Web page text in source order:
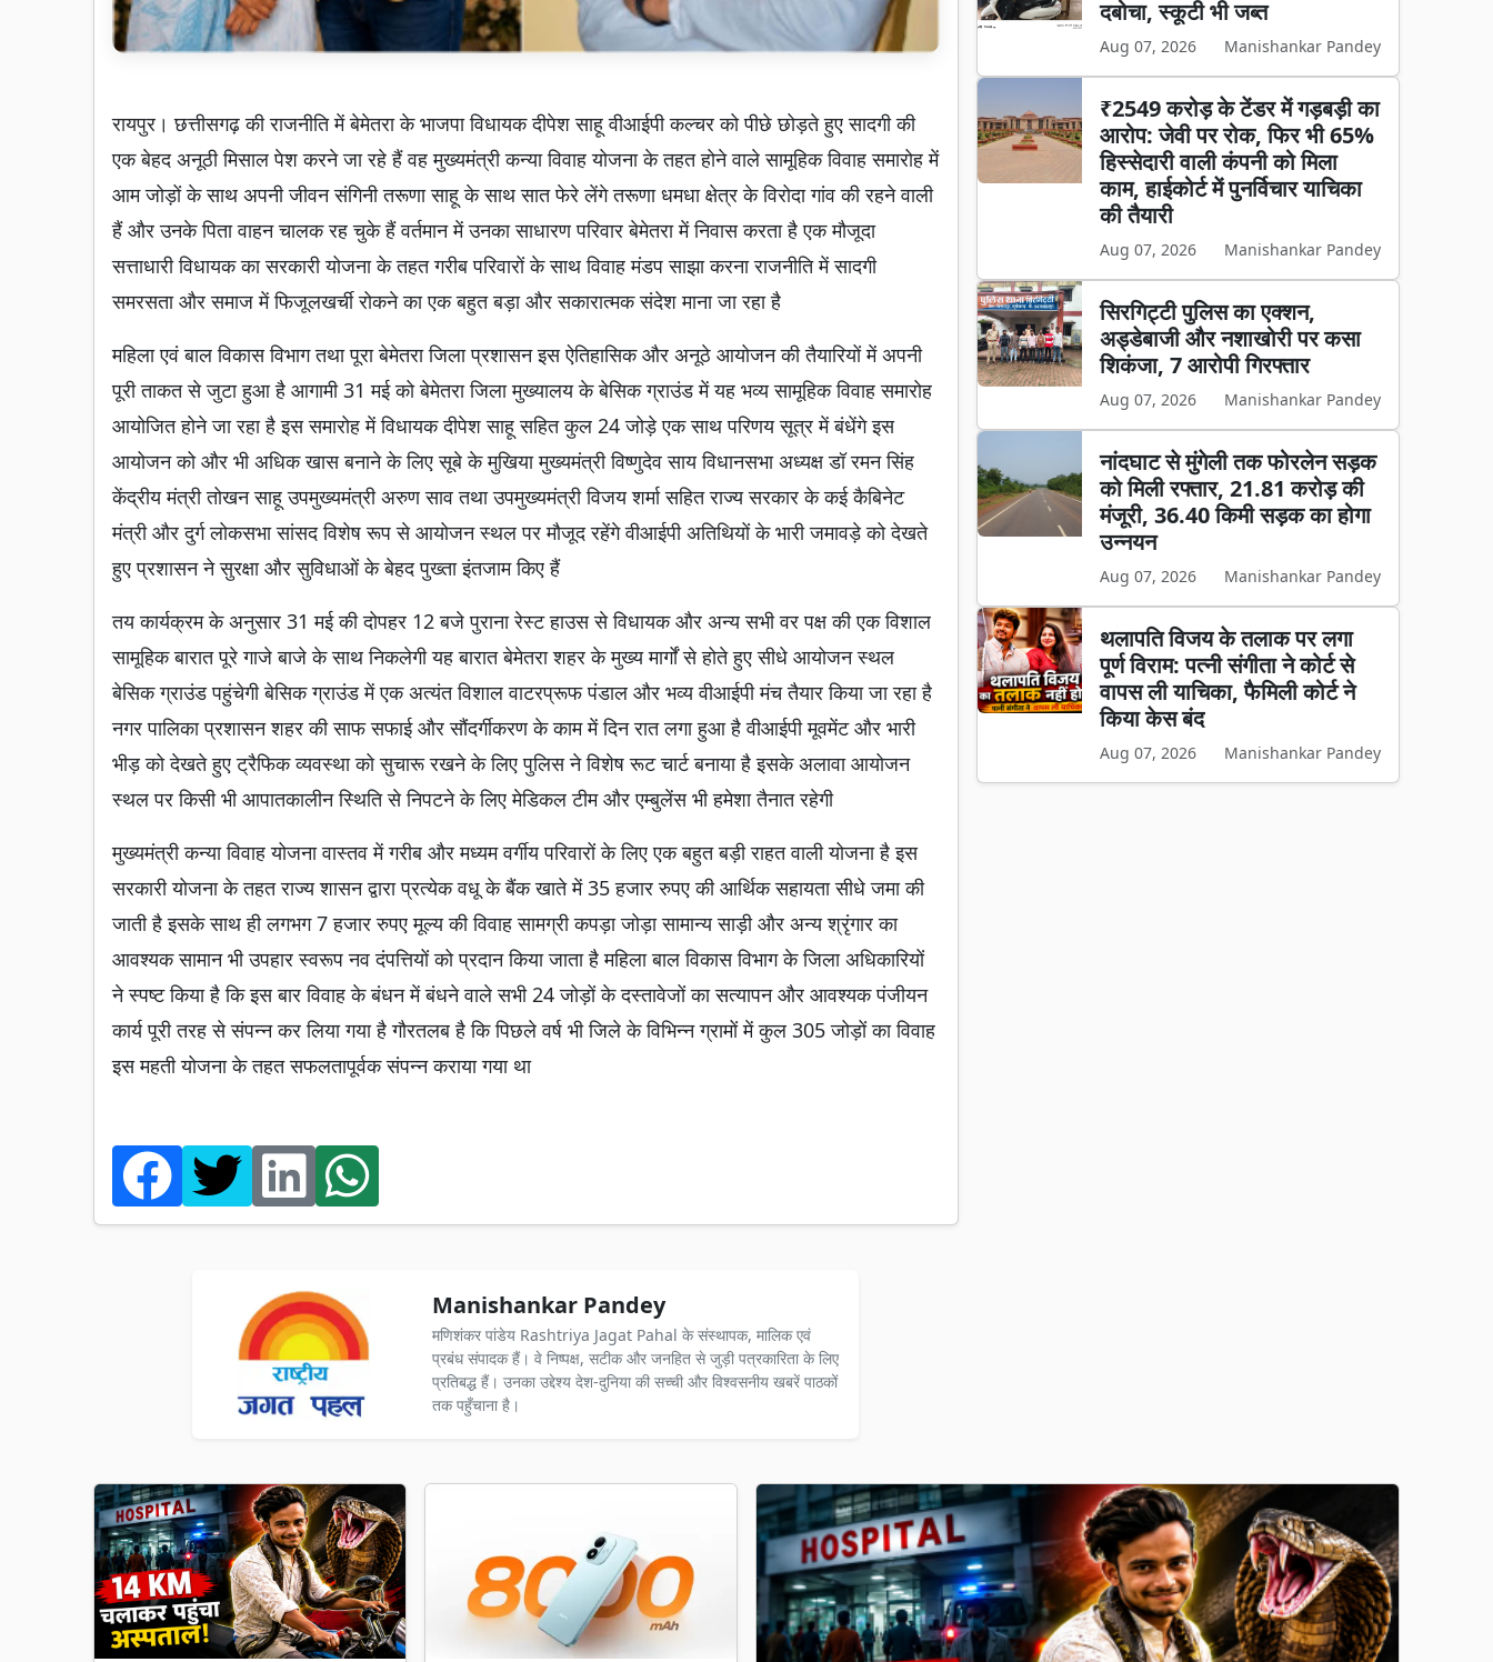
रायपुर। छत्तीसगढ़ की राजनीति में बेमेतरा के भाजपा विधायक दीपेश साहू वीआईपी कल्चर को पीछे छोड़ते हुए सादगी की
एक बेहद अनूठी मिसाल पेश करने जा रहे हैं वह मुख्यमंत्री कन्या विवाह योजना के तहत होने वाले सामूहिक विवाह समारोह में
आम जोड़ों के साथ अपनी जीवन संगिनी तरूणा साहू के साथ सात फेरे लेंगे तरूणा धमधा क्षेत्र के विरोदा गांव की रहने वाली
हैं और उनके पिता वाहन चालक रह चुके हैं वर्तमान में उनका साधारण परिवार बेमेतरा में निवास करता है एक मौजूदा
सत्ताधारी विधायक का सरकारी योजना के तहत गरीब परिवारों के साथ विवाह मंडप साझा करना राजनीति में सादगी
समरसता और समाज में फिजूलखर्ची रोकने का एक बहुत बड़ा और सकारात्मक संदेश माना जा रहा है
महिला एवं बाल विकास विभाग तथा पूरा बेमेतरा जिला प्रशासन इस ऐतिहासिक और अनूठे आयोजन की तैयारियों में अपनी
पूरी ताकत से जुटा हुआ है आगामी 31 मई को बेमेतरा जिला मुख्यालय के बेसिक ग्राउंड में यह भव्य सामूहिक विवाह समारोह
आयोजित होने जा रहा है इस समारोह में विधायक दीपेश साहू सहित कुल 24 जोड़े एक साथ परिणय सूत्र में बंधेंगे इस
आयोजन को और भी अधिक खास बनाने के लिए सूबे के मुखिया मुख्यमंत्री विष्णुदेव साय विधानसभा अध्यक्ष डॉ रमन सिंह
केंद्रीय मंत्री तोखन साहू उपमुख्यमंत्री अरुण साव तथा उपमुख्यमंत्री विजय शर्मा सहित राज्य सरकार के कई कैबिनेट
मंत्री और दुर्ग लोकसभा सांसद विशेष रूप से आयोजन स्थल पर मौजूद रहेंगे वीआईपी अतिथियों के भारी जमावड़े को देखते
हुए प्रशासन ने सुरक्षा और सुविधाओं के बेहद पुख्ता इंतजाम किए हैं
तय कार्यक्रम के अनुसार 31 मई की दोपहर 12 बजे पुराना रेस्ट हाउस से विधायक और अन्य सभी वर पक्ष की एक विशाल
सामूहिक बारात पूरे गाजे बाजे के साथ निकलेगी यह बारात बेमेतरा शहर के मुख्य मार्गों से होते हुए सीधे आयोजन स्थल
बेसिक ग्राउंड पहुंचेगी बेसिक ग्राउंड में एक अत्यंत विशाल वाटरप्रूफ पंडाल और भव्य वीआईपी मंच तैयार किया जा रहा है
नगर पालिका प्रशासन शहर की साफ सफाई और सौंदर्गीकरण के काम में दिन रात लगा हुआ है वीआईपी मूवमेंट और भारी
भीड़ को देखते हुए ट्रैफिक व्यवस्था को सुचारू रखने के लिए पुलिस ने विशेष रूट चार्ट बनाया है इसके अलावा आयोजन
स्थल पर किसी भी आपातकालीन स्थिति से निपटने के लिए मेडिकल टीम और एम्बुलेंस भी हमेशा तैनात रहेगी
मुख्यमंत्री कन्या विवाह योजना वास्तव में गरीब और मध्यम वर्गीय परिवारों के लिए एक बहुत बड़ी राहत वाली योजना है इस
सरकारी योजना के तहत राज्य शासन द्वारा प्रत्येक वधू के बैंक खाते में 35 हजार रुपए की आर्थिक सहायता सीधे जमा की
जाती है इसके साथ ही लगभग 7 हजार रुपए मूल्य की विवाह सामग्री कपड़ा जोड़ा सामान्य साड़ी और अन्य श्रृंगार का
आवश्यक सामान भी उपहार स्वरूप नव दंपत्तियों को प्रदान किया जाता है महिला बाल विकास विभाग के जिला अधिकारियों
ने स्पष्ट किया है कि इस बार विवाह के बंधन में बंधने वाले सभी 24 जोड़ों के दस्तावेजों का सत्यापन और आवश्यक पंजीयन
कार्य पूरी तरह से संपन्न कर लिया गया है गौरतलब है कि पिछले वर्ष भी जिले के विभिन्न ग्रामों में कुल 305 जोड़ों का विवाह
इस महती योजना के तहत सफलतापूर्वक संपन्न कराया गया था
Manishankar Pandey
मणिशंकर पांडेय Rashtriya Jagat Pahal के संस्थापक, मालिक एवं
प्रबंध संपादक हैं। वे निष्पक्ष, सटीक और जनहित से जुड़ी पत्रकारिता के लिए
प्रतिबद्ध हैं। उनका उद्देश्य देश-दुनिया की सच्ची और विश्वसनीय खबरें पाठकों
तक पहुँचाना है।
दबोचा, स्कूटी भी जब्त
Aug 07, 2026 Manishankar Pandey
₹2549 करोड़ के टेंडर में गड़बड़ी का
आरोप: जेवी पर रोक, फिर भी 65%
हिस्सेदारी वाली कंपनी को मिला
काम, हाईकोर्ट में पुनर्विचार याचिका
की तैयारी
Aug 07, 2026 Manishankar Pandey
सिरगिट्टी पुलिस का एक्शन,
अड्डेबाजी और नशाखोरी पर कसा
शिकंजा, 7 आरोपी गिरफ्तार
Aug 07, 2026 Manishankar Pandey
नांदघाट से मुंगेली तक फोरलेन सड़क
को मिली रफ्तार, 21.81 करोड़ की
मंजूरी, 36.40 किमी सड़क का होगा
उन्नयन
Aug 07, 2026 Manishankar Pandey
थलापति विजय के तलाक पर लगा
पूर्ण विराम: पत्नी संगीता ने कोर्ट से
वापस ली याचिका, फैमिली कोर्ट ने
किया केस बंद
Aug 07, 2026 Manishankar Pandey